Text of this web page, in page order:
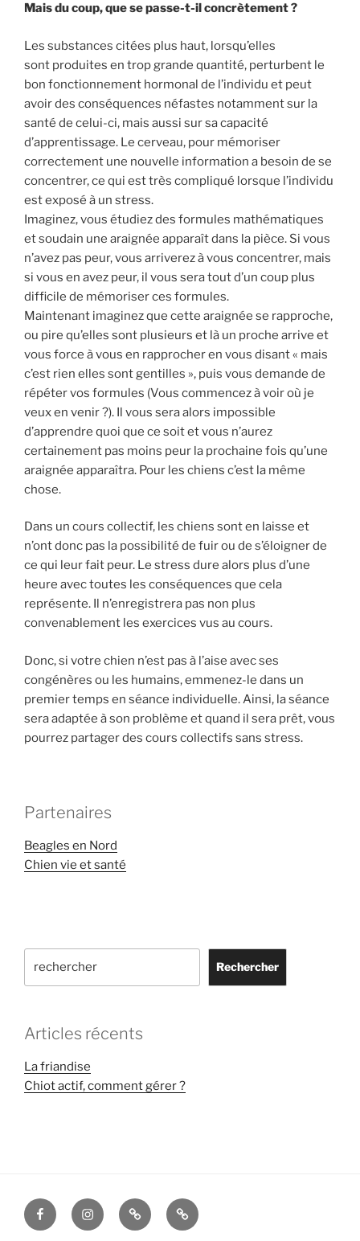
Mais du coup, que se passe-t-il concrètement ?
Les substances citées plus haut, lorsqu’elles
sont produites en trop grande quantité, perturbent le
bon fonctionnement hormonal de l’individu et peut
avoir des conséquences néfastes notamment sur la
santé de celui-ci, mais aussi sur sa capacité
d’apprentissage. Le cerveau, pour mémoriser
correctement une nouvelle information a besoin de se
concentrer, ce qui est très compliqué lorsque l’individu
est exposé à un stress.
Imaginez, vous étudiez des formules mathématiques
et soudain une araignée apparaît dans la pièce. Si vous
n’avez pas peur, vous arriverez à vous concentrer, mais
si vous en avez peur, il vous sera tout d’un coup plus
difficile de mémoriser ces formules.
Maintenant imaginez que cette araignée se rapproche,
ou pire qu’elles sont plusieurs et là un proche arrive et
vous force à vous en rapprocher en vous disant « mais
c’est rien elles sont gentilles », puis vous demande de
répéter vos formules (Vous commencez à voir où je
veux en venir ?). Il vous sera alors impossible
d’apprendre quoi que ce soit et vous n’aurez
certainement pas moins peur la prochaine fois qu’une
araignée apparaîtra. Pour les chiens c’est la même
chose.
Dans un cours collectif, les chiens sont en laisse et
n’ont donc pas la possibilité de fuir ou de s’éloigner de
ce qui leur fait peur. Le stress dure alors plus d’une
heure avec toutes les conséquences que cela
représente. Il n’enregistrera pas non plus
convenablement les exercices vus au cours.
Donc, si votre chien n’est pas à l’aise avec ses
congénères ou les humains, emmenez-le dans un
premier temps en séance individuelle. Ainsi, la séance
sera adaptée à son problème et quand il sera prêt, vous
pourrez partager des cours collectifs sans stress.
Partenaires
Beagles en Nord
Chien vie et santé
Rechercher
Articles récents
La friandise
Chiot actif, comment gérer ?
FacebookInstagramMentions
Légales
Politique
de